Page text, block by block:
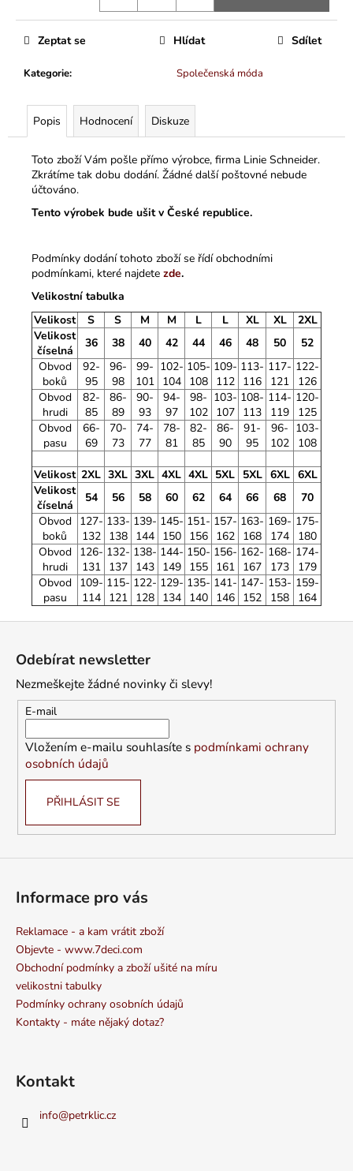
Kategorie: Společenská móda
Zeptat se Hlídat Sdílet
Popis Hodnocení Diskuze
Toto zboží Vám pošle přímo výrobce, firma Linie Schneider.
Zkrátíme tak dobu dodání. Žádné další poštovné nebude
účtováno.
Tento výrobek bude ušit v České republice.
Podmínky dodání tohoto zboží se řídí obchodními
podmínkami, které najdete zde.
Velikostní tabulka
Velikost
S S M M L L XL XL
2XL
Velikost
číselná
36 38 40 42 44 46 48 50
52
Obvod
boků
92-
95
96-
98
99-
101
102-
104
105-
108
109-
112
113-
116
117-
121
122-
126
Obvod
hrudi
82-
85
86-
89
90-
93
94-
97
98-
102
103-
107
108-
113
114-
119
120-
125
Obvod
pasu
66-
69
70-
73
74-
77
78-
81
82-
85
86-
90
91-
95
96-
102
103-
108
Velikost 2XL 3XL 3XL 4XL 4XL 5XL 5XL 6XL 6XL
Velikost
číselná
54 56 58 60 62 64 66 68
70
Obvod
boků
127-
132
133-
138
139-
144
145-
150
151-
156
157-
162
163-
168
169-
174
175-
180
Obvod
hrudi
126-
131
132-
137
138-
143
144-
149
150-
155
156-
161
162-
167
168-
173
174-
179
Obvod
pasu
109-
114
115-
121
122-
128
129-
134
135-
140
141-
146
147-
152
153-
158
159-
164
Odebírat newsletter
Nezmeškejte žádné novinky či slevy!
E-mail
Vložením e-mailu souhlasíte s podmínkami ochrany
osobních údajů
PŘIHLÁSIT SE
Informace pro vás
Reklamace - a kam vrátit zboží
Objevte - www.7deci.com
Obchodní podmínky a zboží ušité na míru
velikostni tabulky
Podmínky ochrany osobních údajů
Kontakty - máte nějaký dotaz?
Kontakt
info@petrklic.cz